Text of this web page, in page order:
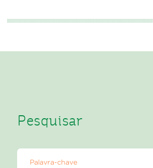
Pesquisar